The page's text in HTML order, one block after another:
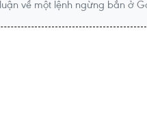
về một lệnh ngừng bắn ở